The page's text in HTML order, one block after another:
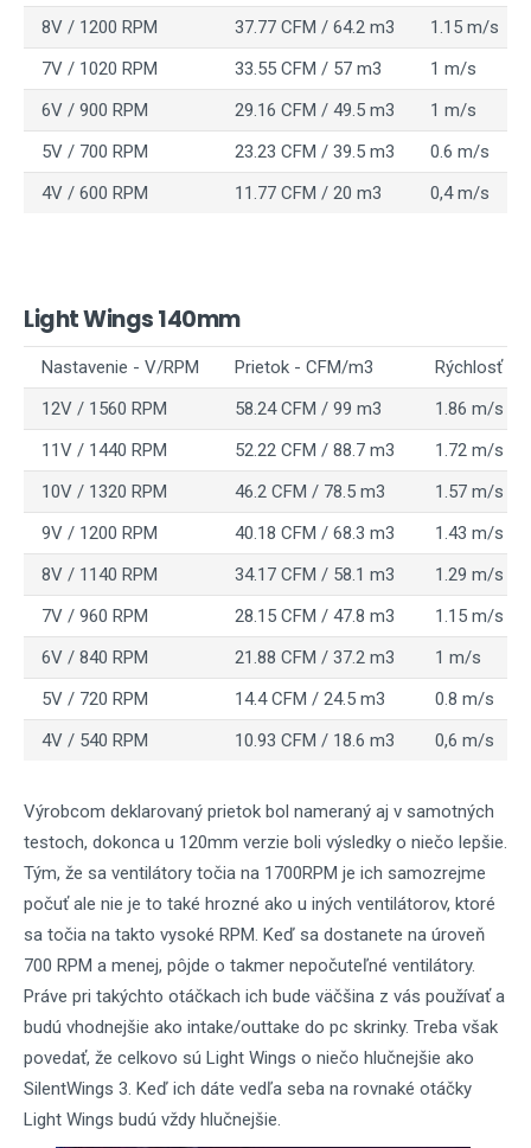
8V / 1200 RPM 37.77 CFM / 64.2 m3
1.15 m/s
7V / 1020 RPM
33.55 CFM / 57 m3
1 m/s
6V / 900 RPM
29.16 CFM / 49.5 m3
1 m/s
5V / 700 RPM
23.23 CFM / 39.5 m3
0.6 m/s
4V / 600 RPM
11.77 CFM / 20 m3 0,4 m/s
Light Wings 140mm
Nastavenie - V/RPM Prietok - CFM/m3
Rýchlosť
12V / 1560 RPM
58.24 CFM / 99 m3
1.86 m/s
11V / 1440 RPM
52.22 CFM / 88.7 m3
1.72 m/s
10V / 1320 RPM
46.2 CFM / 78.5 m3
1.57 m/s
9V / 1200 RPM
40.18 CFM / 68.3 m3
1.43 m/s
8V / 1140 RPM
34.17 CFM / 58.1 m3
1.29 m/s
7V / 960 RPM
28.15 CFM / 47.8 m3
1.15 m/s
6V / 840 RPM
21.88 CFM / 37.2 m3
1 m/s
5V / 720 RPM
14.4 CFM / 24.5 m3
0.8 m/s
4V / 540 RPM
10.93 CFM / 18.6 m3 0,6 m/s
Výrobcom deklarovaný prietok bol nameraný aj v samotných
testoch, dokonca u 120mm verzie boli výsledky o niečo lepšie.
Tým, že sa ventilátory točia na 1700RPM je ich samozrejme
počuť ale nie je to také hrozné ako u iných ventilátorov, ktoré
sa točia na takto vysoké RPM. Keď sa dostanete na úroveň
700 RPM a menej, pôjde o takmer nepočuteľné ventilátory.
Práve pri takýchto otáčkach ich bude väčšina z vás používať a
budú vhodnejšie ako intake/outtake do pc skrinky. Treba však
povedať, že celkovo sú Light Wings o niečo hlučnejšie ako
SilentWings 3. Keď ich dáte vedľa seba na rovnaké otáčky
Light Wings budú vždy hlučnejšie.